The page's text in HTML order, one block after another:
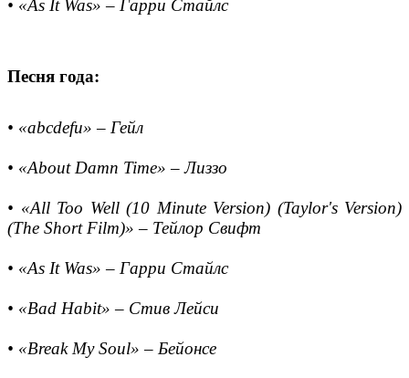
• «As It Was» – Гарри Стайлс
Песня года:
• «abcdefu» – Гейл
• «About Damn Time» – Лиззо
• «All Too Well (10 Minute Version) (Taylor's Version)
(The Short Film)» – Тейлор Свифт
• «As It Was» – Гарри Стайлс
• «Bad Habit» – Стив Лейси
• «Break My Soul» – Бейонсе